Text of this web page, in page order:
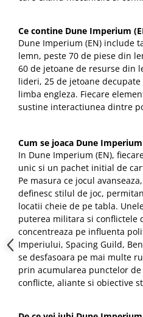
Ce contine Dune Imperium
Dune Imperium (EN) include
lemn, peste 70 de piese din
60 de jetoane de resurse din
lideri, 25 de jetoane
limba engleza. Fiecare
sustine interactiunea dintre
Cum se joaca Dune
In Dune Imperium (EN),
unic si un pachet initial de
Pe masura ce jocul
definesc stilul de joc,
locatii cheie de pe tabla.
puterea militara si conflictele
concentreaza pe influenta
Imperiului, Spacing Guild,
se desfasoara pe mai multe
prin acumularea punctelor
conflicte, aliante si obiective